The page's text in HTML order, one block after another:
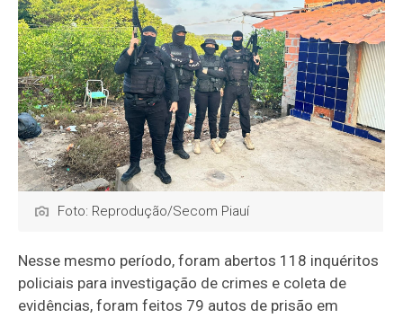
Foto: Reprodução/Secom Piauí
Nesse mesmo período, foram abertos 118 inquéritos
policiais para investigação de crimes e coleta de
evidências, foram feitos 79 autos de prisão em